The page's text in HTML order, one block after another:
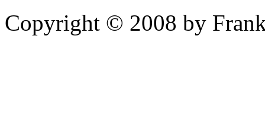
Copyright © 2008 by